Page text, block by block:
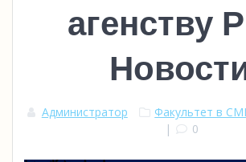
агенству
Администратор Факультет в
|
0